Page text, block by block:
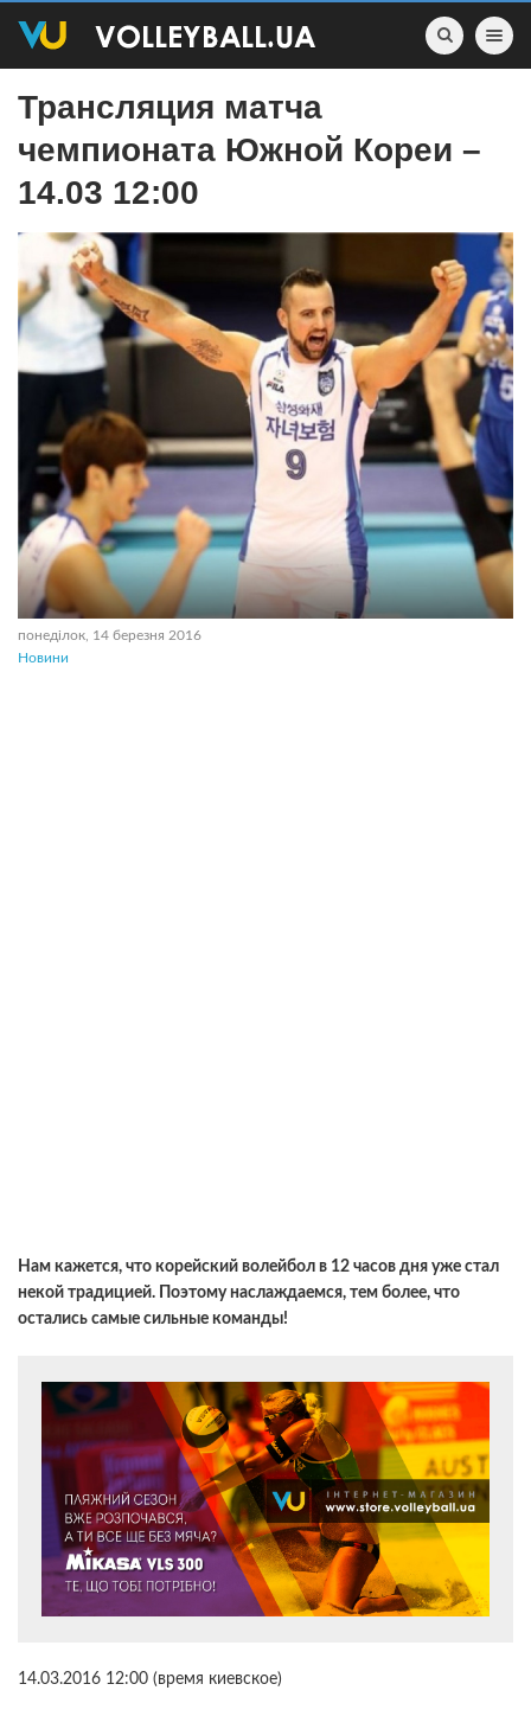
Toggle
Трансляция матча
чемпионата Южной Кореи –
14.03 12:00
понеділок, 14 березня 2016
Новини
Нам кажется, что корейский волейбол в 12 часов дня уже стал
некой традицией. Поэтому наслаждаемся, тем более, что
остались самые сильные команды!
14.03.2016 12:00 (время киевское)